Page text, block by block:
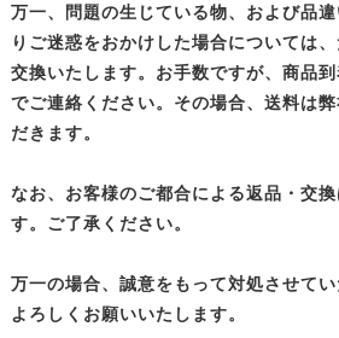
万一、問題の生じている物、および品
りご迷惑をおかけした場合については
交換いたします。お手数ですが、商品
でご連絡ください。その場合、送料は
だきます。
なお、お客様のご都合による返品・交
す。ご了承ください。
万一の場合、誠意をもって対処させて
よろしくお願いいたします。